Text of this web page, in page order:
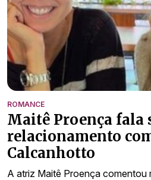
ROMANCE
Maitê Proença fala
relacionamento
Calcanhotto
A atriz Maitê Proença comentou